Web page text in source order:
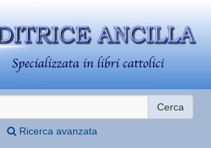
Cerca
Ricerca avanzata